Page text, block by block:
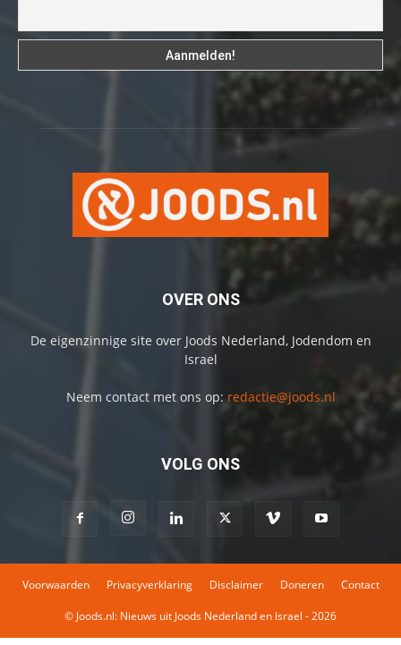
OVER ONS
De eigenzinnige site over Joods Nederland, Jodendom en
Israel
Neem contact met ons op: redactie@joods.nl
VOLG ONS
Voorwaarden Privacyverklaring Disclaimer Doneren Contact
© Joods.nl: Nieuws uit Joods Nederland en Israel - 2026